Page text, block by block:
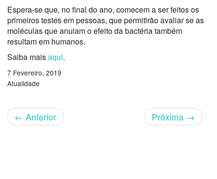
Espera-se que, no final do ano, comecem a ser feitos os
primeiros testes em pessoas, que permitirão avaliar se as
moléculas que anulam o efeito da bactéria também
resultam em humanos.
Saiba maisaqui.
7 Fevereiro, 2019
Atualidade
← Anterior Próxima →